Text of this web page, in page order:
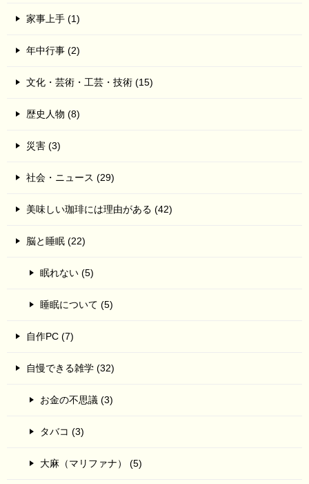
家事上手 (1)
年中行事 (2)
文化・芸術・工芸・技術 (15)
歴史人物 (8)
災害 (3)
社会・ニュース (29)
美味しい珈琲には理由がある (42)
脳と睡眠 (22)
眠れない (5)
睡眠について (5)
自作PC (7)
自慢できる雑学 (32)
お金の不思議 (3)
タバコ (3)
大麻（マリファナ） (5)